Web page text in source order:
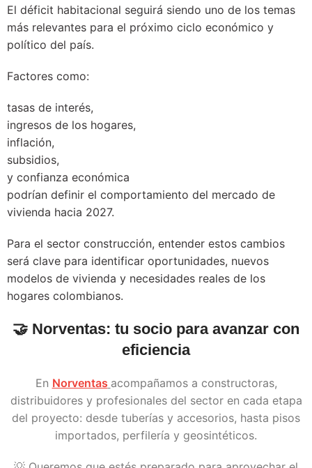
El déficit habitacional seguirá siendo uno de los temas
más relevantes para el próximo ciclo económico y
político del país.
Factores como:
tasas de interés,
ingresos de los hogares,
inflación,
subsidios,
y confianza económica
podrían definir el comportamiento del mercado de
vivienda hacia 2027.
Para el sector construcción, entender estos cambios
será clave para identificar oportunidades, nuevos
modelos de vivienda y necesidades reales de los
hogares colombianos.
🤝 Norventas: tu socio para avanzar con
eficiencia
En Norventas acompañamos a constructoras,
distribuidores y profesionales del sector en cada etapa
del proyecto: desde tuberías y accesorios, hasta pisos
importados, perfilería y geosintéticos.